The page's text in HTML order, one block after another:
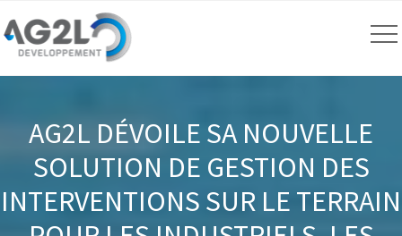
AG2L DÉVOILE SA NOUVELLE
SOLUTION DE GESTION DES
INTERVENTIONS SUR LE TERRAIN